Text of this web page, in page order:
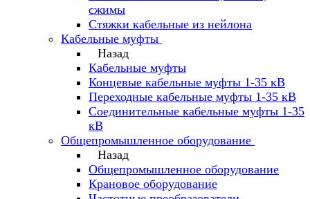
сжимы
Стяжки кабельные из нейлона
Кабельные муфты
Назад
Кабельные муфты
Концевые кабельные муфты 1-35 кВ
Переходные кабельные муфты 1-35 кВ
Соединительные кабельные муфты 1-35
кВ
Общепромышленное оборудование
Назад
Общепромышленное оборудование
Крановое оборудование